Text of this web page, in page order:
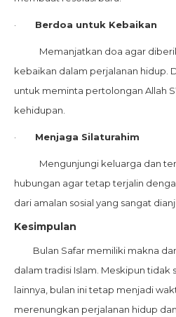
· Berdoa untuk Kebaikan
Memanjatkan doa agar
kebaikan dalam perjalanan hidup.
untuk meminta pertolongan Allah
kehidupan.
· Menjaga Silaturahim
Mengunjungi keluarga dan
hubungan agar tetap terjalin
dari amalan sosial yang sangat
Kesimpulan
Bulan Safar memiliki makna
dalam tradisi Islam. Meskipun
lainnya, bulan ini tetap menjadi
merenungkan perjalanan hidup